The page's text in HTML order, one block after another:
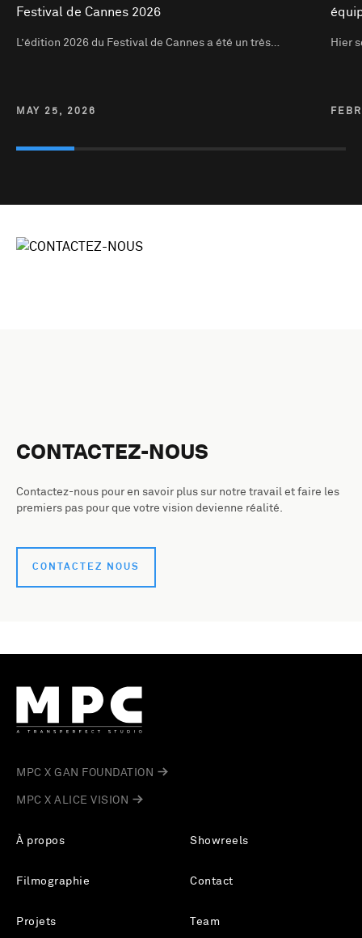
Festival de Cannes 2026
L’édition 2026 du Festival de Cannes a été un très…
MAY 25, 2026
Hier
CONTACTEZ-NOUS
Contactez-nous pour en savoir plus sur notre travail et faire les
premiers pas pour que votre vision devienne réalité.
CONTACTEZ NOUS
À propos
Filmographie
Projets
Showreels
Contact
Team
MPC X GAN FOUNDATION
MPC X ALICE VISION